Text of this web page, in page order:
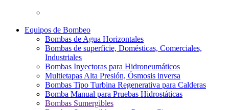
Equipos de Bombeo
Bombas de Agua Horizontales
Bombas de superficie, Domésticas, Comerciales,
Industriales
Bombas Inyectoras para Hidroneumáticos
Multietapas Alta Presión, Ósmosis inversa
Bombas Tipo Turbina Regenerativa para Calderas
Bomba Manual para Pruebas Hidrostáticas
Bombas Sumergibles